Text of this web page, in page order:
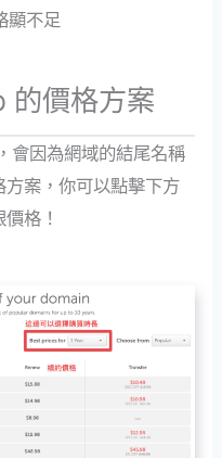
顯不足
的價格方案
會因為網域的結尾名稱
案，你可以點擊下方
格！